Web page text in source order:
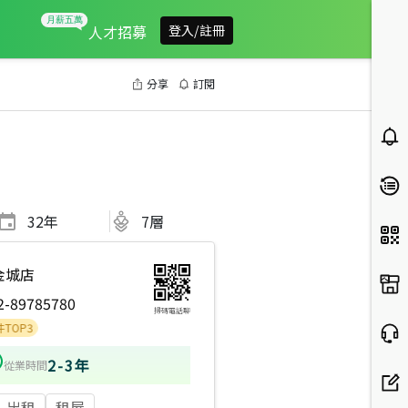
人才招募 登入/註冊
分享 訂閱
32年 7層
城店
89785780
掃碼電話聊
從業時間2-3年